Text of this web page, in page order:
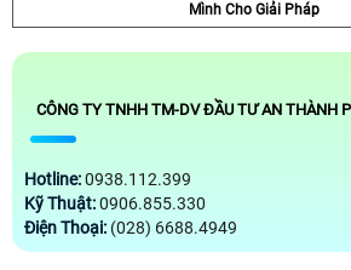
Mình Cho Giải Pháp
CÔNG TY TNHH TM-DV ĐẦU TƯ AN THÀNH
Hotline:0938.112.399
Kỹ Thuật:0906.855.330
Điện Thoại: (028) 6688.4949